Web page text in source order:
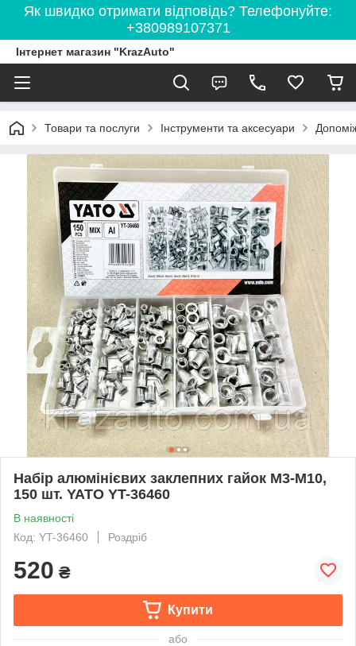
Як швидко отримати відповідь? Телефонуйте:
+380989107371
Інтернет магазин "KrazAuto"
Товари та послуги Інструменти та аксесуари
Набір алюмінієвих заклепних гайок M3-M10,
150 шт. YATO YT-36460
В наявності
Код: YT-36460
Роздріб
520 ₴
Купити
або